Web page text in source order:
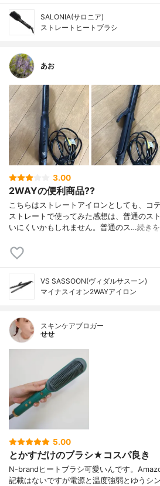
SALONIA(サロニア)
ストレートヒートブラシ
あお
3.00
2WAYの便利商品??
こちらはストレートアイロンとしても、コ
ストレートで使ってみた感想は、普通のス
いにくいかもしれません。普通のス…続き
VS SASSOON(ヴィダルサスーン)
マイナスイオン2WAYアイロン
スキンケアブロガー
せせ
5.00
とかすだけのブラシ★コスパ良き
N-brandヒートブラシ可愛いんです。
記載はないですが電源と温度強弱とゆうシ